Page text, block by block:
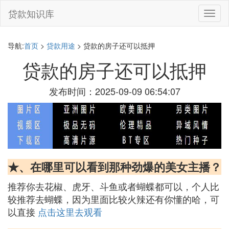
切
换
贷款知识库
导航:首页 > 贷款用途 > 贷款的房子还可以抵押
贷款的房子还可以抵押
发布时间：2025-09-09 06:54:07
★、在哪里可以看到那种劲爆的美女主播？
推荐你去花椒、虎牙、斗鱼或者蝴蝶都可以，个人比
较推荐去蝴蝶，因为里面比较火辣还有你懂的哈，可
以直接 点击这里去观看